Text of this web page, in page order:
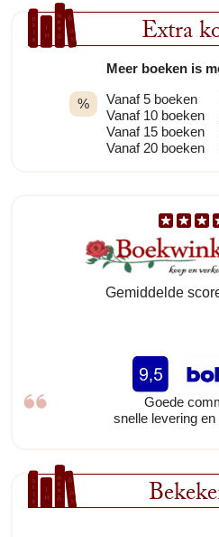
Extra
%
Meer boeken is
Vanaf 5 boeken
Vanaf 10 boeken
Vanaf 15 boeken
Vanaf 20 boeken
Gemiddelde
Goede
snelle levering